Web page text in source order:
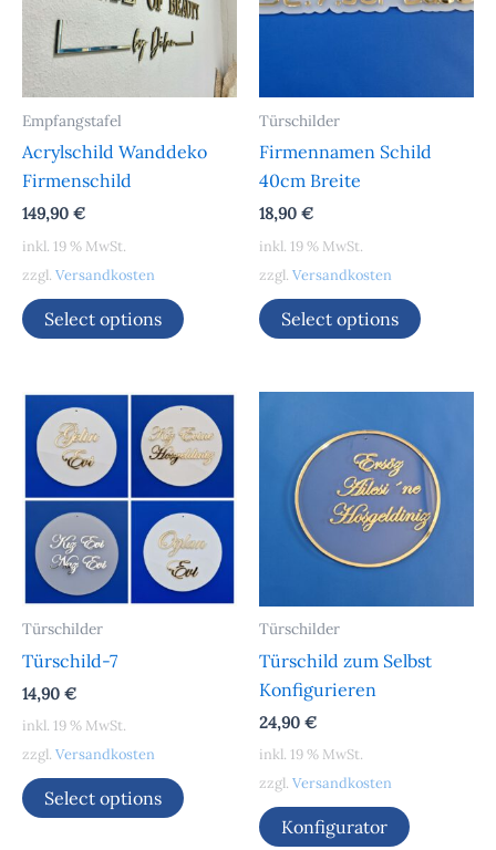
Empfangstafel
Acrylschild Wanddeko
Firmenschild
149,90 €
inkl. 19 % MwSt.
zzgl. Versandkosten
Select options
Türschilder
Firmennamen Schild
40cm Breite
18,90 €
inkl. 19 % MwSt.
zzgl. Versandkosten
Select options
Türschilder
Türschild-7
14,90 €
inkl. 19 % MwSt.
zzgl. Versandkosten
Select options
Türschilder
Türschild zum Selbst
Konfigurieren
24,90 €
inkl. 19 % MwSt.
zzgl. Versandkosten
Konfigurator